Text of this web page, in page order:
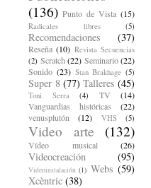
(136) Punto de Vista (15)
Radicales libres (5)
Recomendaciones (37)
Reseña (10) Revista Secuencias
(2) Scratch (22) Seminario (22)
Sonido (23) Stan Brakhage (5)
Super 8 (77) Talleres (45)
Toni Serra (4) TV
(14)
Vanguardias históricas
(22)
venusplutón
(12) VHS (5)
Video arte (132)
Vídeo musical (26)
Videocreación (95)
Videoinstalación (1) Webs (59)
Xcèntric (38)